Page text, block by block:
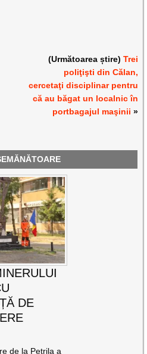
(Următoarea știre) Trei
poliţişti din Călan,
cercetaţi disciplinar pentru
că au băgat un localnic în
portbagajul maşinii »
DE
de la Petrila a